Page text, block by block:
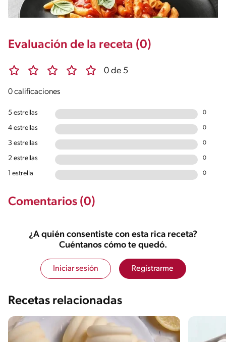
Evaluación de la receta (0)
0 de 5
0 calificaciones
5 estrellas 0
4 estrellas 0
3 estrellas 0
2 estrellas 0
1 estrella 0
Comentarios (0)
¿A quién consentiste con esta rica receta?
Cuéntanos cómo te quedó.
Iniciar sesión Registrarme
Recetas relacionadas